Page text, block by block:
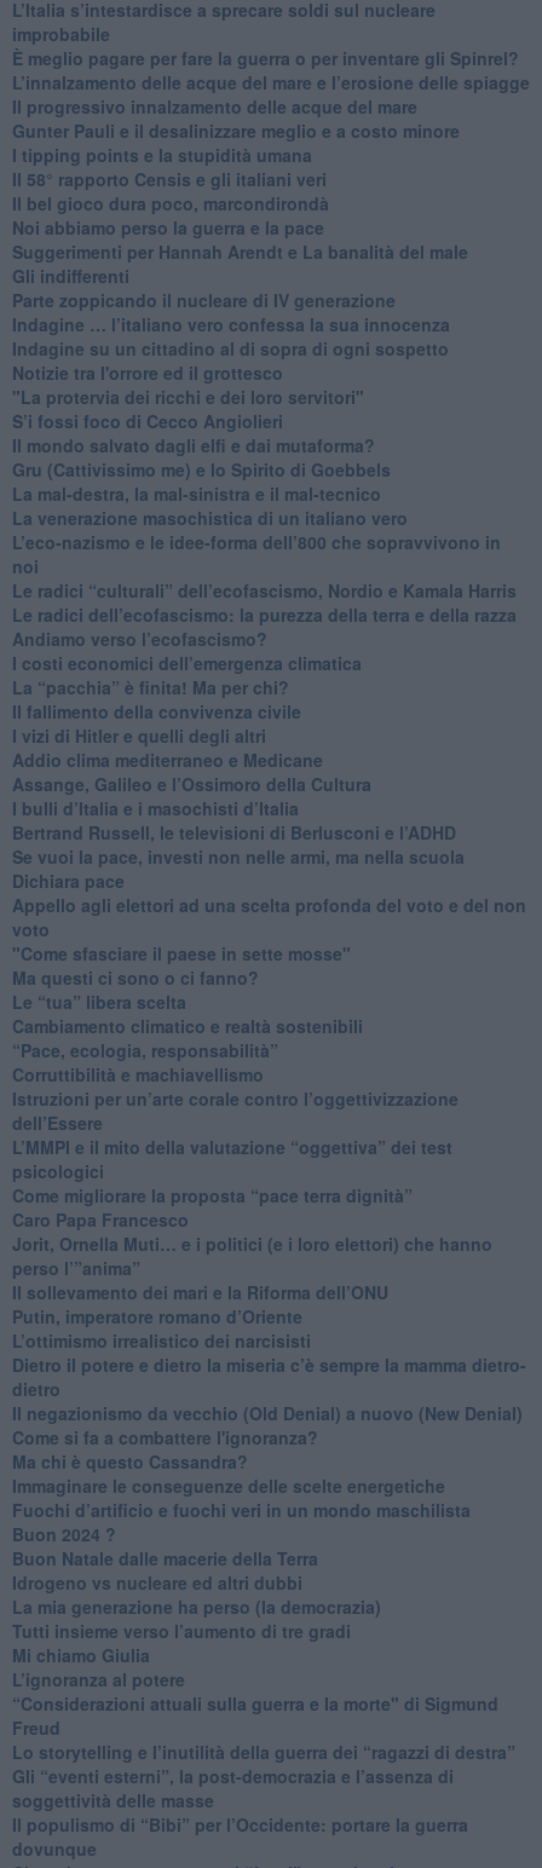
L’Italia s’intestardisce a sprecare soldi sul nucleare
improbabile
È meglio pagare per fare la guerra o per inventare gli Spinrel?
​L’innalzamento delle acque del mare e l’erosione delle spiagge
​Il progressivo innalzamento delle acque del mare
​Gunter Pauli e il desalinizzare meglio e a costo minore
I tipping points e la stupidità umana
​Il 58° rapporto Censis e gli italiani veri
​Il bel gioco dura poco, marcondirondà
Noi abbiamo perso la guerra e la pace
Suggerimenti per Hannah Arendt e La banalità del male
​Gli indifferenti
Parte zoppicando il nucleare di IV generazione
​Indagine … l’italiano vero confessa la sua innocenza
Indagine su un cittadino al di sopra di ogni sospetto
Notizie tra l'orrore ed il grottesco
"La protervia dei ricchi e dei loro servitori"
S’i fossi foco di Cecco Angiolieri
​Il mondo salvato dagli elfi e dai mutaforma?
Gru (Cattivissimo me) e lo Spirito di Goebbels
​La mal-destra, la mal-sinistra e il mal-tecnico
​La venerazione masochistica di un italiano vero
​L’eco-nazismo e le idee-forma dell’800 che sopravvivono in
noi
​Le radici “culturali” dell’ecofascismo, Nordio e Kamala Harris
Le radici dell’ecofascismo: la purezza della terra e della razza
Andiamo verso l’ecofascismo?
I costi economici dell’emergenza climatica
​La “pacchia” è finita! Ma per chi?
​Il fallimento della convivenza civile
​I vizi di Hitler e quelli degli altri
Addio clima mediterraneo e Medicane
​Assange, Galileo e l’Ossimoro della Cultura
​I bulli d’Italia e i masochisti d’Italia
​Bertrand Russell, le televisioni di Berlusconi e l’ADHD
​Se vuoi la pace, investi non nelle armi, ma nella scuola
​Dichiara pace
​Appello agli elettori ad una scelta profonda del voto e del non
voto
"Come sfasciare il paese in sette mosse"
​Ma questi ci sono o ci fanno?
​Le “tua” libera scelta
Cambiamento climatico e realtà sostenibili
“Pace, ecologia, responsabilità”
​Corruttibilità e machiavellismo
Istruzioni per un’arte corale contro l’oggettivizzazione
dell’Essere
​L’MMPI e il mito della valutazione “oggettiva” dei test
psicologici
Come migliorare la proposta “pace terra dignità”
Caro Papa Francesco
​Jorit, Ornella Muti… e i politici (e i loro elettori) che hanno
perso l’”anima”
​Il sollevamento dei mari e la Riforma dell’ONU
Putin, imperatore romano d’Oriente
​L’ottimismo irrealistico dei narcisisti
​Dietro il potere e dietro la miseria c’è sempre la mamma dietro-
dietro
Il negazionismo da vecchio (Old Denial) a nuovo (New Denial)
Come si fa a combattere l'ignoranza?
Ma chi è questo Cassandra?
Immaginare le conseguenze delle scelte energetiche
​Fuochi d’artificio e fuochi veri in un mondo maschilista
Buon 2024 ?
​Buon Natale dalle macerie della Terra
​Idrogeno vs nucleare ed altri dubbi
​La mia generazione ha perso (la democrazia)
​Tutti insieme verso l’aumento di tre gradi
Mi chiamo Giulia
L’ignoranza al potere
​“Considerazioni attuali sulla guerra e la morte" di Sigmund
Freud
​Lo storytelling e l’inutilità della guerra dei “ragazzi di destra”
​Gli “eventi esterni”, la post-democrazia e l’assenza di
soggettività delle masse
​Il populismo di “Bibi” per l’Occidente: portare la guerra
dovunque